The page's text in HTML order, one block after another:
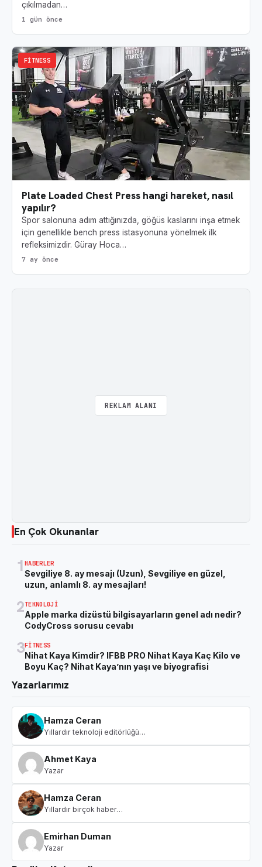
çıkılmadan…
1 gün önce
FITNESS
Plate Loaded Chest Press hangi hareket, nasıl
yapılır?
Spor salonuna adım attığınızda, göğüs kaslarını inşa etmek
için genellikle bench press istasyonuna yönelmek ilk
refleksimizdir. Güray Hoca…
7 ay önce
REKLAM ALANI
En Çok Okunanlar
1 HABERLER
Sevgiliye 8. ay mesajı (Uzun), Sevgiliye en güzel,
uzun, anlamlı 8. ay mesajları!
2TEKNOLOJI
Apple marka dizüstü bilgisayarların genel adı nedir?
CodyCross sorusu cevabı
3FITNESS
Nihat Kaya Kimdir? IFBB PRO Nihat Kaya Kaç Kilo ve
Boyu Kaç? Nihat Kaya’nın yaşı ve biyografisi
Yazarlarımız
Hamza Ceran
Yıllardır teknoloji editörlüğü…
Ahmet Kaya
Yazar
Hamza Ceran
Yıllardır birçok haber…
Emirhan Duman
Yazar